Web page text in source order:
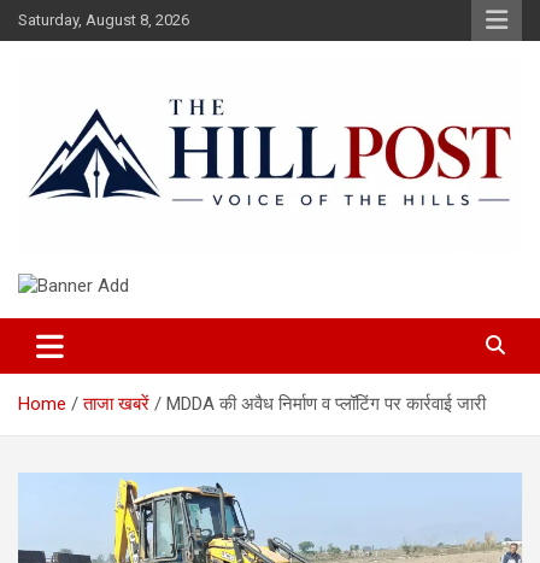
Skip
to
Saturday, August 8, 2026
The Hillpost
Home ताजा खबरें MDDA की अवैध निर्माण व प्लॉटिंग पर कार्रवाई जारी